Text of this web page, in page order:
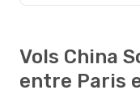
Vols China
entre Paris